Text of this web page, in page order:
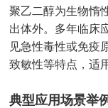
聚乙二醇为生物惰
出体外。多年临床
见急性毒性或免疫
致敏性等特点，适
典型应用场景举